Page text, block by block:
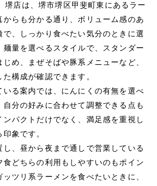
は、堺市堺区甲斐町東にあるラー
からも分かる通り、ボリューム感のあ
で、しっかり食べたい気分のときに選
麺量を選べるスタイルで、スタンダー
じめ、まぜそばや豚系メニューなど、
構成が確認できます。
いる案内では、にんにくの有無を選べ
自分の好みに合わせて調整できる点も
ンパクトだけでなく、満足感を重視し
象です。
、昼から夜まで通しで営業している
食どちらの利用もしやすいのもポイン
ッツリ系ラーメンを食べたいときに、